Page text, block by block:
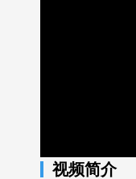
视频简介